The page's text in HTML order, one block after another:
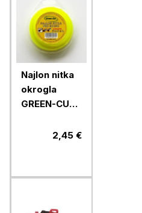
Najlon nitka
okrogla
GREEN-CUT
2,45 €